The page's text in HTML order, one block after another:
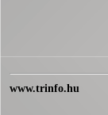
www.trinfo.hu